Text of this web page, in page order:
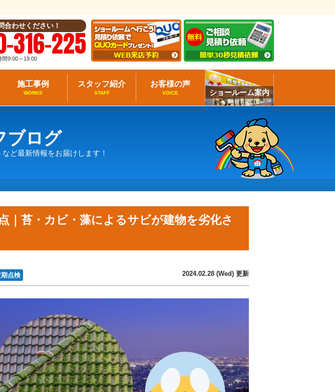
合わせください！
316-225
間9:00～19:00
施工事例
WORKS
スタッフ紹介
STAFF
お客様の声
VOICE ショールーム案内
ブログ
ど最新情報をお届けします！
｜苔・カビ・藻によるサビが建物を劣化さ
期点検 2024.02.28 (Wed) 更新